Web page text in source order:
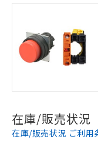
在庫/販売状況
在庫/販売状況 ご利用